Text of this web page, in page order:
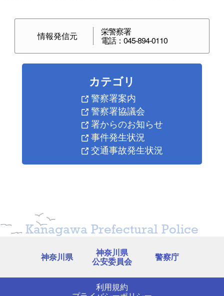
情報発信元 栄警察署
電話：045-894-0110
カテゴリ
警察署案内
警察署協議会
署からのお知らせ
事件発生状況
交通事故発生状況
Kanagawa Prefectural Police
神奈川県 神奈川県
公安委員会 警察庁
利用規約